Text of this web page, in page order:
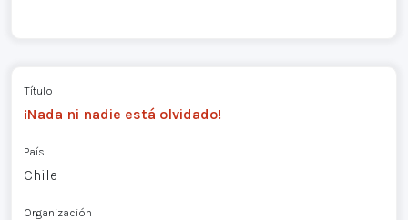
Título
¡Nada ni nadie está olvidado!
País
Chile
Organización